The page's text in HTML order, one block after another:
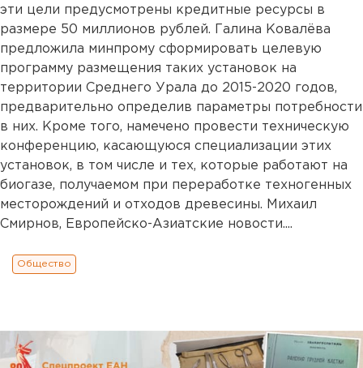
эти цели предусмотрены кредитные ресурсы в
размере 50 миллионов рублей. Галина Ковалёва
предложила минпрому сформировать целевую
программу размещения таких установок на
территории Среднего Урала до 2015-2020 годов,
предварительно определив параметры потребности
в них. Кроме того, намечено провести техническую
конференцию, касающуюся специализации этих
установок, в том числе и тех, которые работают на
биогазе, получаемом при переработке техногенных
месторождений и отходов древесины. Михаил
Смирнов, Европейско-Азиатские новости....
Общество